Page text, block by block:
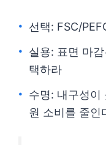
선택: FSC/
실용: 표면 마
택하라
수명: 내구성이
원 소비를 줄인